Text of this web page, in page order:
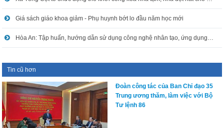
Giá sách giáo khoa giảm - Phụ huynh bớt lo đầu năm học mới
Hòa An: Tập huấn, hướng dẫn sử dụng công nghệ nhân tạo, ứng dụng công nghệ thông tin trong xử lý công việc
Tin cũ hơn
Đoàn công tác của Ban Chỉ đạo 35
Trung ương thăm, làm việc với Bộ
Tư lệnh 86